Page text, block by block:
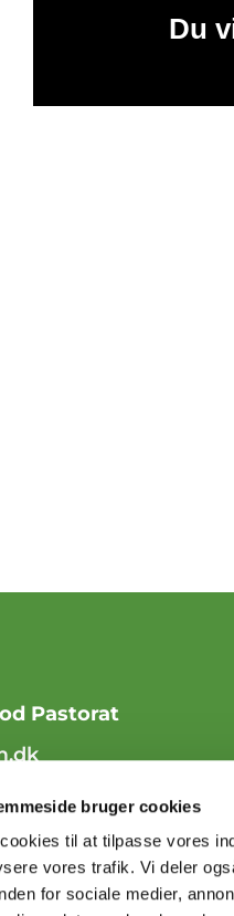
bruger cookies
til at tilpasse vores
vores trafik. Vi deler
for sociale medier,
Du
Pastorat